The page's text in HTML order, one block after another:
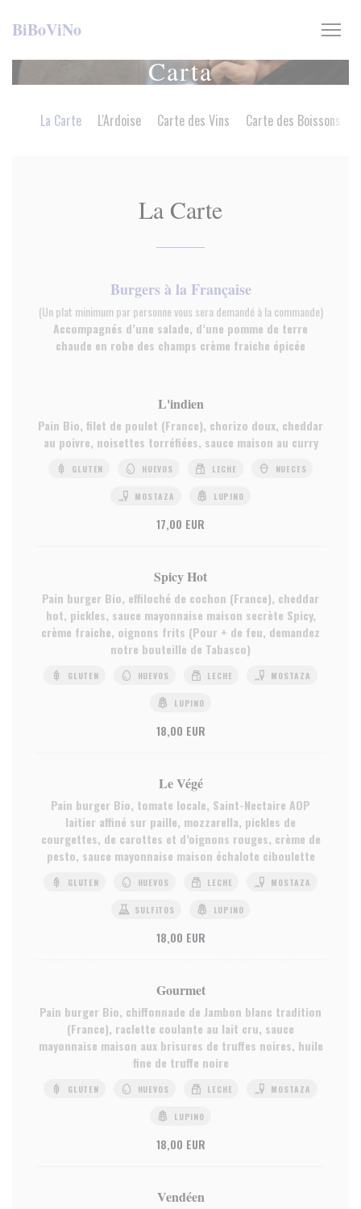
BiBoViNo
Carta
La Carte L'Ardoise Carte des Vins Carte des Boissons
La Carte
Burgers à la Française
(Un plat minimum par personne vous sera demandé à la commande)
Accompagnés d’une salade, d’une pomme de terre
chaude en robe des champs crème fraiche épicée
L'indien
Pain Bio, filet de poulet (France), chorizo doux, cheddar
au poivre, noisettes torréfiées, sauce maison au curry
GLUTEN HUEVOS LECHE NUECES
MOSTAZA LUPINO
17,00 EUR
Spicy Hot
Pain burger Bio, effiloché de cochon (France), cheddar
hot, pickles, sauce mayonnaise maison secrète Spicy,
crème fraiche, oignons frits (Pour + de feu, demandez
notre bouteille de Tabasco)
GLUTEN HUEVOS LECHE MOSTAZA
LUPINO
18,00 EUR
Le Végé
Pain burger Bio, tomate locale, Saint-Nectaire AOP
laitier affiné sur paille, mozzarella, pickles de
courgettes, de carottes et d’oignons rouges, crème de
pesto, sauce mayonnaise maison échalote ciboulette
GLUTEN HUEVOS LECHE MOSTAZA
SULFITOS LUPINO
18,00 EUR
Gourmet
Pain burger Bio, chiffonnade de Jambon blanc tradition
(France), raclette coulante au lait cru, sauce
mayonnaise maison aux brisures de truffes noires, huile
fine de truffe noire
GLUTEN HUEVOS LECHE MOSTAZA
LUPINO
18,00 EUR
Vendéen